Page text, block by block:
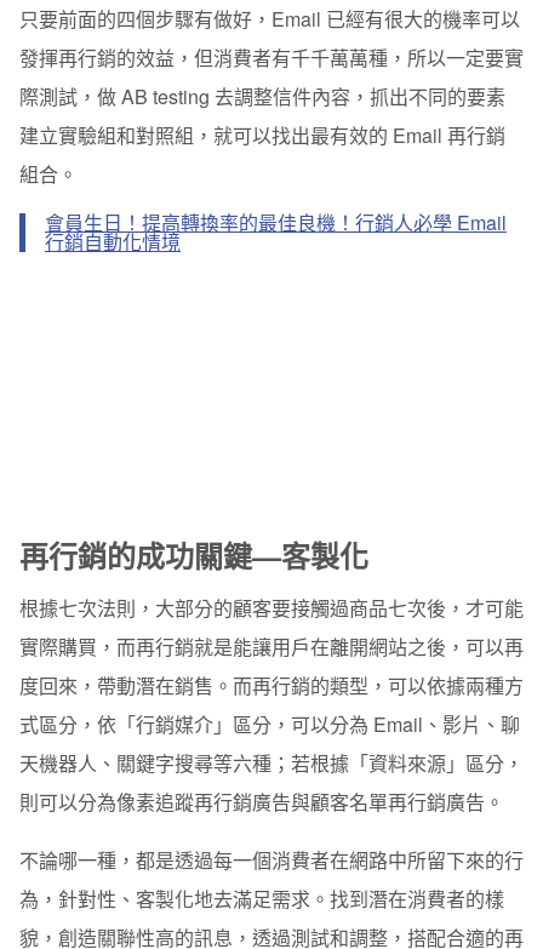
只要前面的四個步驟有做好，Email 已經有很大的機率可以
發揮再行銷的效益，但消費者有千千萬萬種，所以一定要實
際測試，做 AB testing 去調整信件內容，抓出不同的要素
建立實驗組和對照組，就可以找出最有效的 Email 再行銷
組合。
會員生日！提高轉換率的最佳良機！行銷人必學 Email
行銷自動化情境
再行銷的成功關鍵—客製化
根據七次法則，大部分的顧客要接觸過商品七次後，才可能
實際購買，而再行銷就是能讓用戶在離開網站之後，可以再
度回來，帶動潛在銷售。而再行銷的類型，可以依據兩種方
式區分，依「行銷媒介」區分，可以分為 Email、影片、聊
天機器人、關鍵字搜尋等六種；若根據「資料來源」區分，
則可以分為像素追蹤再行銷廣告與顧客名單再行銷廣告。
不論哪一種，都是透過每一個消費者在網路中所留下來的行
為，針對性、客製化地去滿足需求。找到潛在消費者的樣
貌，創造關聯性高的訊息，透過測試和調整，搭配合適的再